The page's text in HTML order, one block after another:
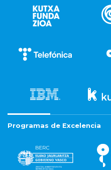
Programas de Excelencia